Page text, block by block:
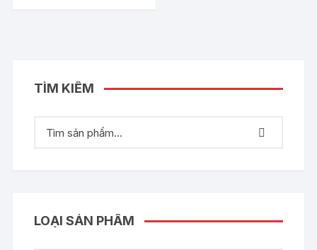
TÌM KIẾM
LOẠI SẢN PHẨM